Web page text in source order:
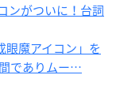
ンがついに！台詞
眼魔アイコン」を
でありムー…